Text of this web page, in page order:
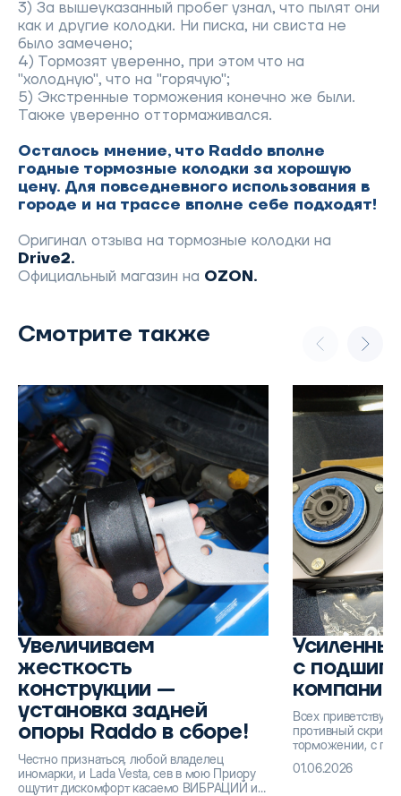
3) За вышеуказанный пробег узнал, что пылят они
как и другие колодки. Ни писка, ни свиста не
было замечено;
4) Тормозят уверенно, при этом что на
"холодную", что на "горячую";
5) Экстренные торможения конечно же были.
Также уверенно оттормаживался.
Осталось мнение, что Raddo вполне
годные тормозные колодки за хорошую
цену. Для повседневного использования в
городе и на трассе вполне себе подходят!
Оригинал отзыва на тормозные колодки на
Drive2.
Официальный магазин на OZON.
Смотрите также
Увеличиваем
жесткость
конструкции —
установка задней
опоры Raddo в сборе!
Честно признаться, любой владелец
иномарки, и Lada Vesta, сев в мою Приору
ощутит дискомфорт касаемо ВИБРАЦИЙ и
с
компании
Всех
противный скрип
торможении, с
подшипником
01.06.2026